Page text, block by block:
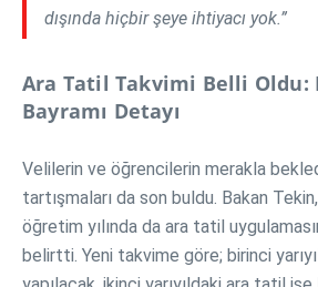
dışında hiçbir şeye ihtiyacı yok.”
Ara Tatil Takvimi Belli Oldu:
Bayramı Detayı
Velilerin ve öğrencilerin merakla
tartışmaları da son buldu. Bakan
öğretim yılında da ara tatil
belirtti. Yeni takvime göre; birinci